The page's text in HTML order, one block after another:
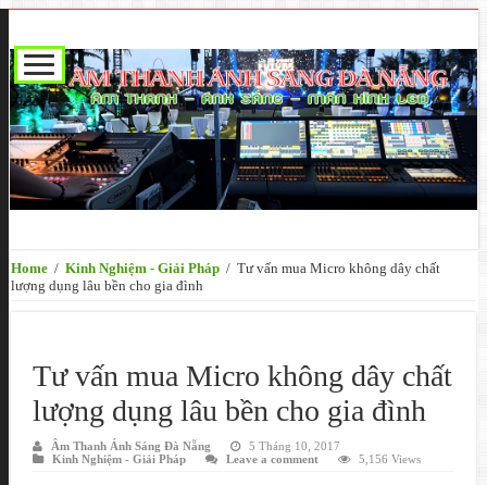
Home / Kinh Nghiệm - Giải Pháp / Tư vấn mua Micro không dây chất
lượng dụng lâu bền cho gia đình
Tư vấn mua Micro không dây chất
lượng dụng lâu bền cho gia đình
Âm Thanh Ánh Sáng Đà Nẵng
5 Tháng 10, 2017
Kinh Nghiệm - Giải Pháp
Leave a comment 5,156 Views